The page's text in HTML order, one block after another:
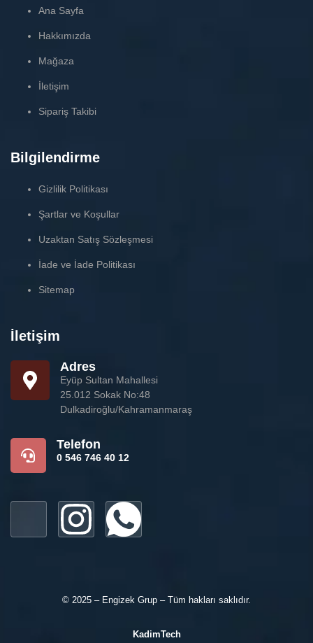
Ana Sayfa
Hakkımızda
Mağaza
İletişim
Sipariş Takibi
Bilgilendirme
Gizlilik Politikası
Şartlar ve Koşullar
Uzaktan Satış Sözleşmesi
İade ve İade Politikası
Sitemap
İletişim
Adres
Eyüp Sultan Mahallesi
25.012 Sokak No:48
Dulkadiroğlu/Kahramanmaraş
Telefon
0 546 746 40 12
© 2025 – Engizek Grup – Tüm hakları saklıdır.
KadimTech